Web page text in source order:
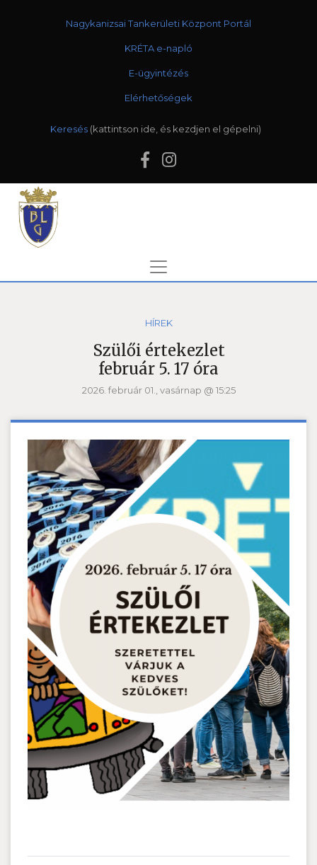
Nagykanizsai Tankerületi Központ Portál
KRÉTA e-napló
E-ügyintézés
Elérhetőségek
Keresés
HÍREK
Szülői értekezlet
február 5. 17 óra
2026. február 01., vasárnap @ 15:25